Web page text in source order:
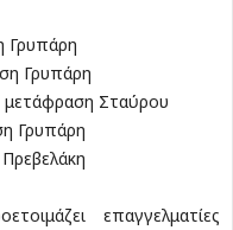
Γρυπάρη
Γρυπάρη
μετάφραση Σταύρου
Γρυπάρη
επαγγελματίες